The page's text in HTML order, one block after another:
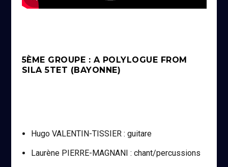
5ÈME GROUPE : A POLYLOGUE FROM
SILA 5TET (BAYONNE)
Hugo VALENTIN-TISSIER : guitare
Laurène PIERRE-MAGNANI : chant/percussions